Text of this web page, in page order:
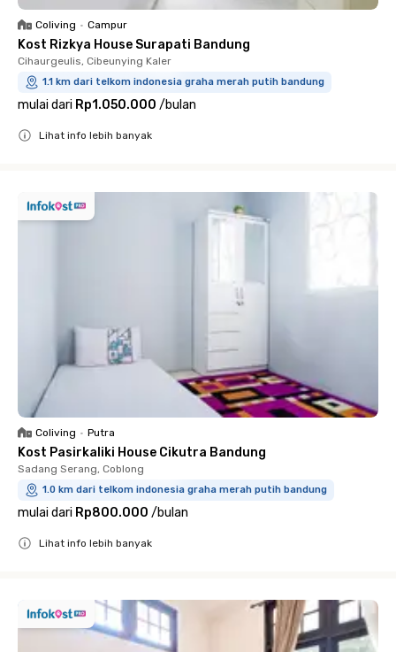
Coliving • Campur
Kost Rizkya House Surapati Bandung
Cihaurgeulis, Cibeunying Kaler
1.1 km dari telkom indonesia graha merah putih bandung
mulai dari Rp1.050.000 /bulan
Lihat info lebih banyak
Coliving • Putra
Kost Pasirkaliki House Cikutra Bandung
Sadang Serang, Coblong
1.0 km dari telkom indonesia graha merah putih bandung
mulai dari Rp800.000 /bulan
Lihat info lebih banyak